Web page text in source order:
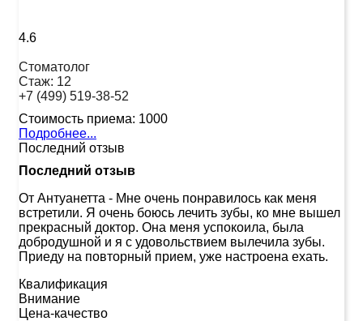
4.6
Стоматолог
Стаж: 12
+7 (499) 519-38-52
Стоимость приема: 1000
Подробнее...
Последний отзыв
Последний отзыв
От Антуанетта - Мне очень понравилось как меня
встретили. Я очень боюсь лечить зубы, ко мне вышел
прекрасный доктор. Она меня успокоила, была
добродушной и я с удовольствием вылечила зубы.
Приеду на повторный прием, уже настроена ехать.
Квалификация
Внимание
Цена-качество